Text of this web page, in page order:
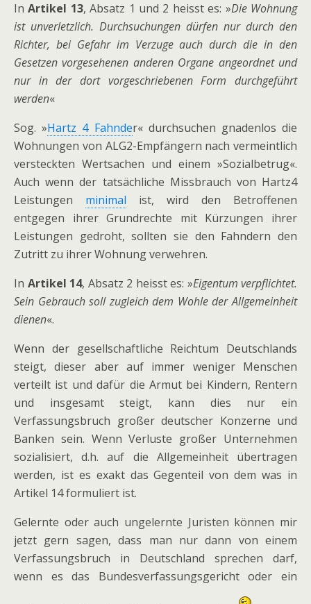
InArtikel 13, Absatz 1 und 2 heisst es: »Die Wohnung
ist unverletzlich. Durchsuchungen dürfen nur durch den
Richter, bei Gefahr im Verzuge auch durch die in den
Gesetzen vorgesehenen anderen Organe angeordnet und
nur in der dort vorgeschriebenen Form durchgeführt
werden«
Sog. »Hartz 4 Fahnder« durchsuchen gnadenlos die
Wohnungen von ALG2-Empfängern nach vermeintlich
versteckten Wertsachen und einem »Sozialbetrug«.
Auch wenn der tatsächliche Missbrauch von Hartz4
Leistungen minimal ist, wird den Betroffenen
entgegen ihrer Grundrechte mit Kürzungen ihrer
Leistungen gedroht, sollten sie den Fahndern den
Zutritt zu ihrer Wohnung verwehren.
In Artikel 14, Absatz 2 heisst es: »Eigentum verpflichtet.
Sein Gebrauch soll zugleich dem Wohle der Allgemeinheit
dienen«.
Wenn der gesellschaftliche Reichtum Deutschlands
steigt, dieser aber auf immer weniger Menschen
verteilt ist und dafür die Armut bei Kindern, Rentern
und insgesamt steigt, kann dies nur ein
Verfassungsbruch großer deutscher Konzerne und
Banken sein. Wenn Verluste großer Unternehmen
sozialisiert, d.h. auf die Allgemeinheit übertragen
werden, ist es exakt das Gegenteil von dem was in
Artikel 14 formuliert ist.
Gelernte oder auch ungelernte Juristen können mir
jetzt gern sagen, dass man nur dann von einem
Verfassungsbruch in Deutschland sprechen darf,
wenn es das Bundesverfassungsgericht oder ein